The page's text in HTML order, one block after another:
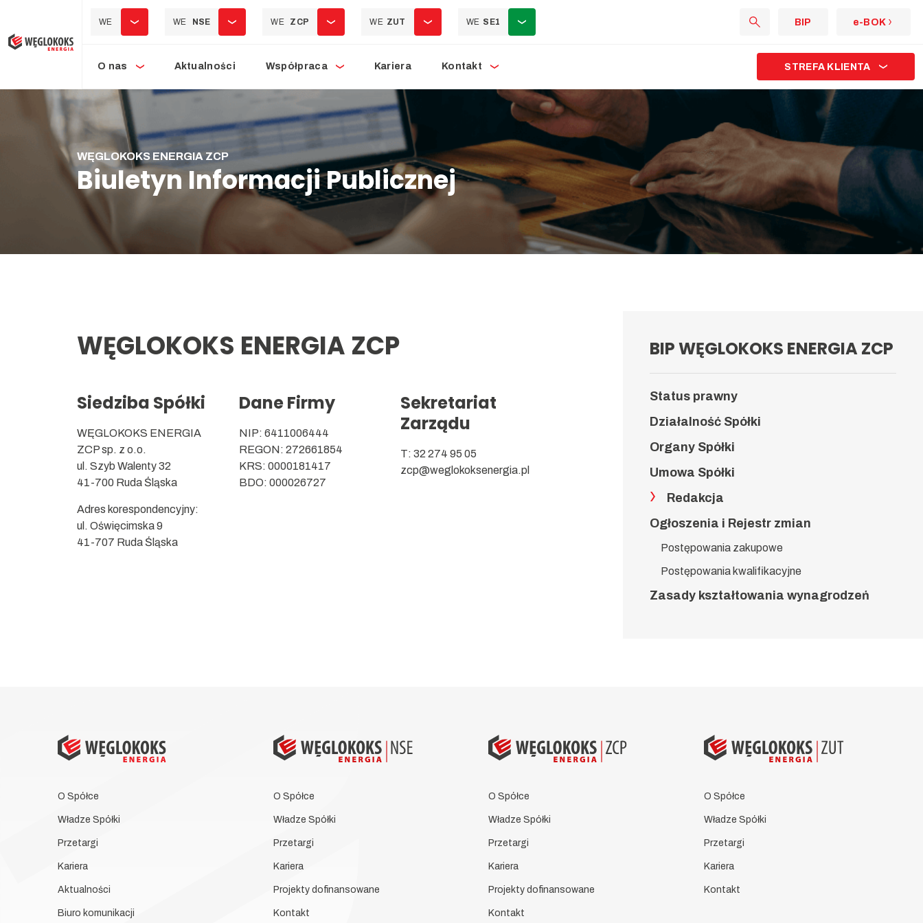
WE WE NSE WE ZCP WE ZUT WE SE1 BIP e-BOK
O nas Aktualności Współpraca Kariera Kontakt STREFA KLIENTA
WĘGLOKOKS ENERGIA ZCP
Biuletyn Informacji Publicznej
WĘGLOKOKS ENERGIA ZCP
Siedziba Spółki
WĘGLOKOKS ENERGIA
ZCP sp. z o.o.
ul. Szyb Walenty 32
41-700 Ruda Śląska
Adres korespondencyjny:
ul. Oświęcimska 9
41-707 Ruda Śląska
Dane Firmy
NIP: 6411006444
REGON: 272661854
KRS: 0000181417
BDO: 000026727
Sekretariat
Zarządu
T: 32 274 95 05
zcp@weglokoksenergia.pl
BIP WĘGLOKOKS ENERGIA ZCP
Status prawny
Działalność Spółki
Organy Spółki
Umowa Spółki
Redakcja
Ogłoszenia i Rejestr zmian
Postępowania zakupowe
Postępowania kwalifikacyjne
Zasady kształtowania wynagrodzeń
O Spółce
Władze Spółki
Przetargi
Kariera
Aktualności
Biuro komunikacji
O Spółce
Władze Spółki
Przetargi
Kariera
Projekty dofinansowane
Kontakt
O Spółce
Władze Spółki
Przetargi
Kariera
Projekty dofinansowane
Kontakt
O Spółce
Władze Spółki
Przetargi
Kariera
Kontakt